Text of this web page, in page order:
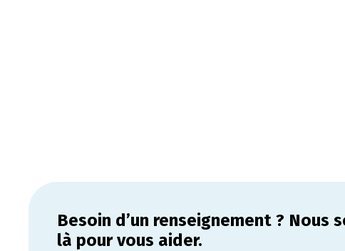
Besoin d’un renseignement ? Nous
là pour vous aider.